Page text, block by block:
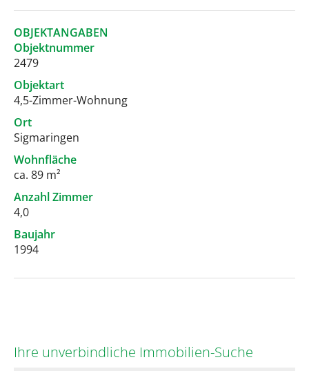
OBJEKTANGABEN
Objektnummer
2479
Objektart
4,5-Zimmer-Wohnung
Ort
Sigmaringen
Wohnfläche
ca. 89 m²
Anzahl Zimmer
4,0
Baujahr
1994
Ihre unverbindliche Immobilien-Suche